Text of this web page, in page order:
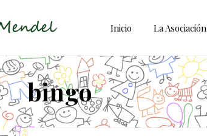
Inicio La Asociación
bingo